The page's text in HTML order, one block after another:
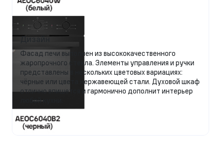
Дизайн
Фасад печи выполнен из высококачественного
жаропрочного стекла. Элементы управления и ручки
представлены в нескольких цветовых вариациях:
чёрные или цвета нержавеющей стали. Духовой шкаф
отлично впишется и гармонично дополнит интерьер
любой кухни.